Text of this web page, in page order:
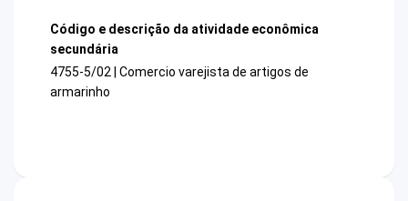
Código e descrição da atividade econômica
secundária
4755-5/02 | Comercio varejista de artigos de
armarinho